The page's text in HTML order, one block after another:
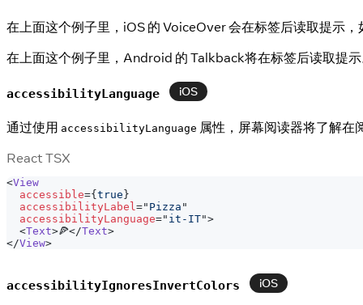
在上面这个例子里，iOS 的 VoiceOver 会在标签后读取提示
在上面这个例子里，Android 的 Talkback将在标签后读取提
accessibilityLanguage iOS
通过使用 accessibilityLanguage 属性，屏幕阅读器将了解在
React TSX
<View
accessible={true}
accessibilityLabel =" Pizza "
accessibilityLanguage=" it-IT">
<Text>🍕</Text>
</View>
accessibilityIgnoresInvertColors iOS